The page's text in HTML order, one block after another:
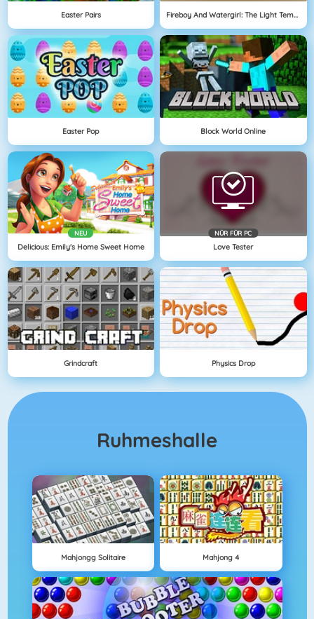
Easter Pairs Fireboy And Watergirl: The Light Temple
Easter Pop Block World Online
NEU
Delicious: Emily's Home Sweet Home
NÜR FÜR PC
Love Tester
Grindcraft Physics Drop
Ruhmeshalle
Mahjongg Solitaire Mahjong 4